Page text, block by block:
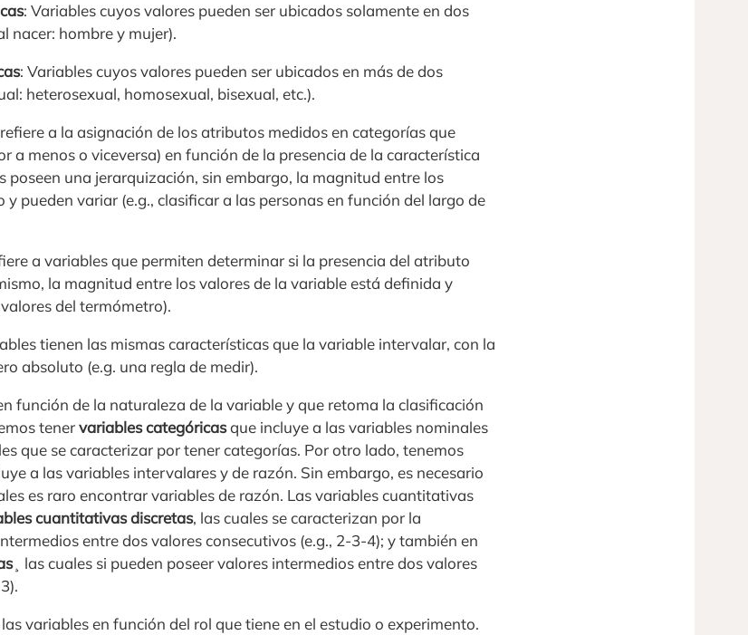
: Variables cuyos valores pueden ser ubicados solamente en dos
nacer: hombre y mujer).
: Variables cuyos valores pueden ser ubicados en más de dos
heterosexual, homosexual, bisexual, etc.).
refiere a la asignación de los atributos medidos en categorías que
a menos o viceversa) en función de la presencia de la característica
poseen una jerarquización, sin embargo, la magnitud entre los
pueden variar (e.g., clasificar a las personas en función del largo de
a variables que permiten determinar si la presencia del atributo
la magnitud entre los valores de la variable está definida y
del termómetro).
tienen las mismas características que la variable intervalar, con la
absoluto (e.g. una regla de medir).
función de la naturaleza de la variable y que retoma la clasificación
tenervariables categóricasque incluye a las variables nominales
que se caracterizar por tener categorías. Por otro lado, tenemos
a las variables intervalares y de razón. Sin embargo, es necesario
es raro encontrar variables de razón. Las variables cuantitativas
cuantitativas discretas, las cuales se caracterizan por la
entre dos valores consecutivos (e.g., 2-3-4); y también en
¸ las cuales si pueden poseer valores intermedios entre dos valores
variables en función del rol que tiene en el estudio o experimento.